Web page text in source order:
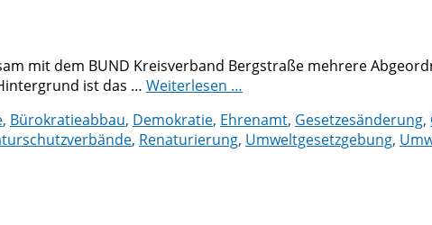
mit dem BUND Kreisverband Bergstraße mehrere
ist das … Weiterlesen …
, Bürokratieabbau, Demokratie, Ehrenamt, Gesetzesänderung,
, Renaturierung, Umweltgesetzgebung,